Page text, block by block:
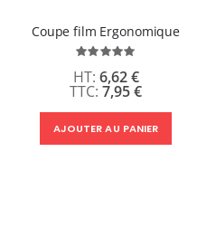
Coupe film Ergonomique
Évaluation:
7,95 €
6,62 €
AJOUTER AU PANIER